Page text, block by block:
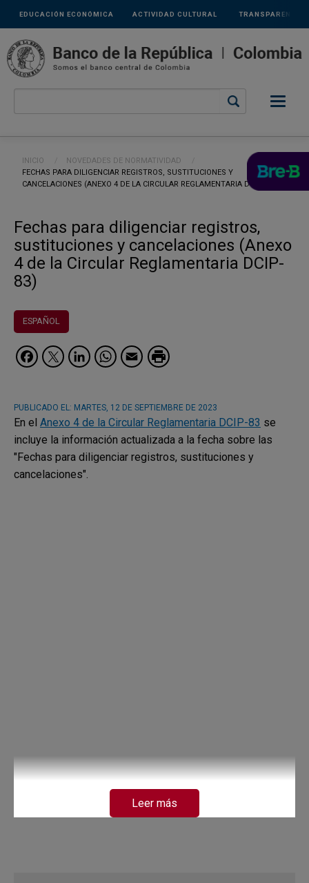
Pasar al contenido principal
Links
secundarios
ACTIVIDAD CULTURAL
EDUCACIÓN ECONÓMICA TRANSPARENCIA
Ruta de navegación
INICIO
NOVEDADES DE NORMATIVIDAD
CURRENT:
FECHAS PARA DILIGENCIAR REGISTROS, SUSTITUCIONES Y
CANCELACIONES (ANEXO 4 DE LA CIRCULAR REGLAMENTARIA DCIP-83)
Fechas para diligenciar registros,
sustituciones y cancelaciones (Anexo
4 de la Circular Reglamentaria DCIP-
83)
ESPAÑOL
Facebook
Twitter
LinkedIn
WhatsApp
Email
PUBLICADO EL: MARTES, 12 DE SEPTIEMBRE DE 2023
En el Anexo 4 de la Circular Reglamentaria DCIP-83 se
incluye la información actualizada a la fecha sobre las
"Fechas para diligenciar registros, sustituciones y
cancelaciones".
Leer más